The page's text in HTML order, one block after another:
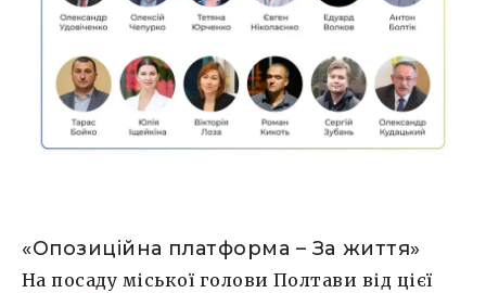
«Опозиційна платформа – За життя»
На посаду міської голови Полтави від цієї